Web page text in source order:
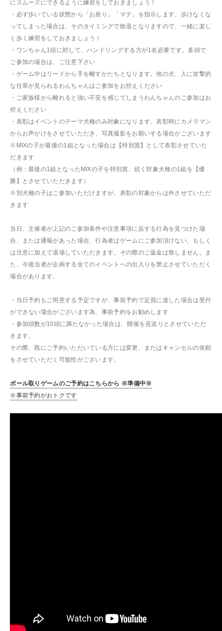
にスムーズにできるように練習をしておきましょう！
・必ず歩いている状態から「お座り」「マテ」を指示します。歩けなくな
ってしまった場合は、そのタイミングで敗退となりますので、一緒に楽し
く歩く練習をしておきましょう！
・ワンちゃん1頭に対して、ハンドリングする方が1名必要です。多頭で
ご参加の場合は、ご注意下さい
・ゲーム中はリードから手を離すかたちとなります。他の犬、人に攻撃的
な仕草が見られるわんちゃんはご参加をお控えください
・ご家族様から離れると強い不安を感じてしまうわんちゃんのご参加はお
控えください
・表彰はイベントのテーマ犬種のみ対象になります。表彰時にカメラマン
からお声がけをさせていただき、写真撮影をお願いする場合がございます
※MIXの子が最後の1組となった場合は【特別賞】として表彰させていた
だきます
（例：最後の1組となったMIXの子を特別賞、続く対象犬種の1組を【優
勝】とさせていただきます）
※別犬種の子はご参加いただけますが、表彰の対象からは外させていただ
きます
当日、主催者が上記のご参加条件や注意事項に反する行為を見つけた場
合、または通報があった場合、行為者はゲームにご参加頂けない、もしく
は注意に加えて退場していただきます。その際のご返金は致しません。ま
た、今後当者が企画する全てのイベントへの出入りを禁止させていただく
場合があります。
・当日予約もご用意する予定ですが、事前予約で定員に達した場合は受付
ができない場合がございます為、事前予約をお勧めします
・参加頭数が10頭に満たなかった場合は、開催を見送りとさせていただ
きます。
その際、既にご予約いただいている方には変更、またはキャンセルの依頼
をさせていただく可能性がございます。
ボール取りゲームのご予約はこちらから ※準備中※
※事前予約がおトクです